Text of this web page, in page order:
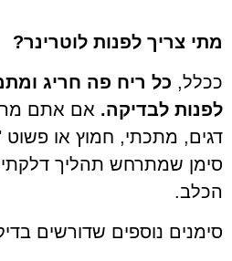
מתי צריך לפנות לוטרינר?
ככלל, כל ריח פה חריג
לפנות לבדיקה. אם אתם
דגים, מתכתי, חמוץ או פשוט
סימן שמתרחש תהליך
הכלב.
סימנים נוספים שדורשים